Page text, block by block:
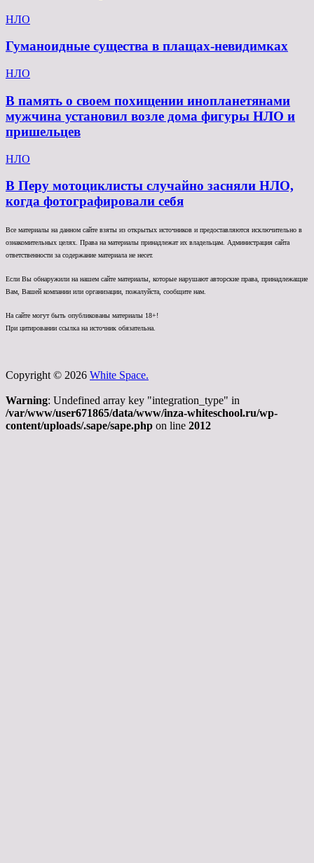
НЛО
Гуманоидные существа в плащах-невидимках
НЛО
В память о своем похищении инопланетянами
мужчина установил возле дома фигуры НЛО и
пришельцев
НЛО
В Перу мотоциклисты случайно засняли НЛО,
когда фотографировали себя
Все материалы на данном сайте взяты из открытых источников и предоставляются исключительно в
ознакомительных целях. Права на материалы принадлежат их владельцам. Администрация сайта
ответственности за содержание материала не несет.
Если Вы обнаружили на нашем сайте материалы, которые нарушают авторские права, принадлежащие
Вам, Вашей компании или организации, пожалуйста, сообщите нам.
На сайте могут быть опубликованы материалы 18+!
При цитировании ссылка на источник обязательна.
Copyright © 2026 White Space.
Warning: Undefined array key "integration_type" in
/var/www/user671865/data/www/inza-whiteschool.ru/wp-
content/uploads/.sape/sape.php on line 2012